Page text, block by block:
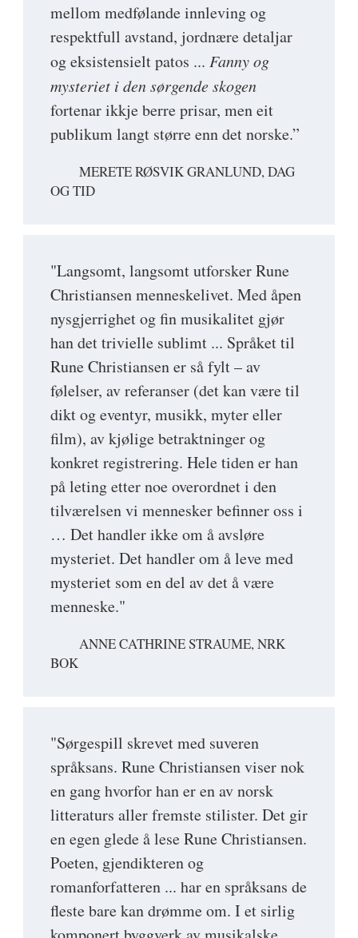
mellom medfølande innleving og
respektfull avstand, jordnære detaljar
og eksistensielt patos ... Fanny og
mysteriet i den sørgende skogen
fortenar ikkje berre prisar, men eit
publikum langt større enn det norske.”
MERETE RØSVIK GRANLUND, DAG
OG TID
"Langsomt, langsomt utforsker Rune
Christiansen menneskelivet. Med åpen
nysgjerrighet og fin musikalitet gjør
han det trivielle sublimt ... Språket til
Rune Christiansen er så fylt – av
følelser, av referanser (det kan være til
dikt og eventyr, musikk, myter eller
film), av kjølige betraktninger og
konkret registrering. Hele tiden er han
på leting etter noe overordnet i den
tilværelsen vi mennesker befinner oss i
… Det handler ikke om å avsløre
mysteriet. Det handler om å leve med
mysteriet som en del av det å være
menneske."
ANNE CATHRINE STRAUME, NRK
BOK
"Sørgespill skrevet med suveren
språksans. Rune Christiansen viser nok
en gang hvorfor han er en av norsk
litteraturs aller fremste stilister. Det gir
en egen glede å lese Rune Christiansen.
Poeten, gjendikteren og
romanforfatteren ... har en språksans de
fleste bare kan drømme om. I et sirlig